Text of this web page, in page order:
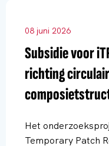
08 juni 2026
Subsidie voor
richting
Het
Temporary Patch